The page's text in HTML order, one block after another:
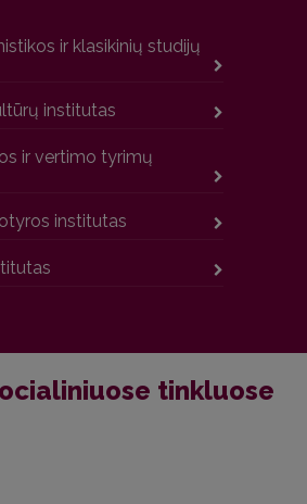
ir klasikinių studijų
institutas
ir vertimo tyrimų
institutas
tinkluose